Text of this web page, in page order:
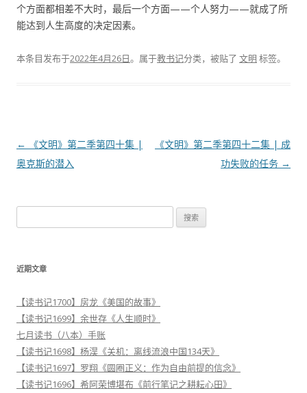
个方面都相差不大时，最后一个方面——个人努力——就成了所
能达到人生高度的决定因素。
本条目发布于2022年4月26日。属于教书记分类，被贴了 文明 标签。
文
章
←
《文明》第二季第四十集 |
奥克斯的潜入
《文明》第二季第四十二集 | 成
功失败的任务 →
索
近期文章
【读书记1700】房龙《美国的故事》
【读书记1699】余世存《人生顺时》
七月读书（八本）手账
【读书记1698】杨淏《关机：离线流浪中国134天》
【读书记1697】罗翔《圆圈正义：作为自由前提的信念》
【读书记1696】希阿荣博堪布《前行笔记之耕耘心田》